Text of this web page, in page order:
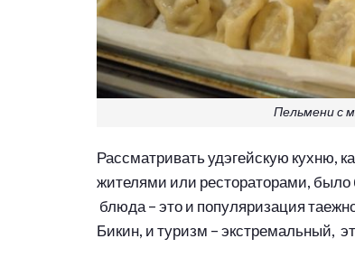
Пельмени с
Рассматривать удэгейскую кухню,
жителями или рестораторами, было
блюда – это и популяризация
Бикин, и туризм – экстремальный,